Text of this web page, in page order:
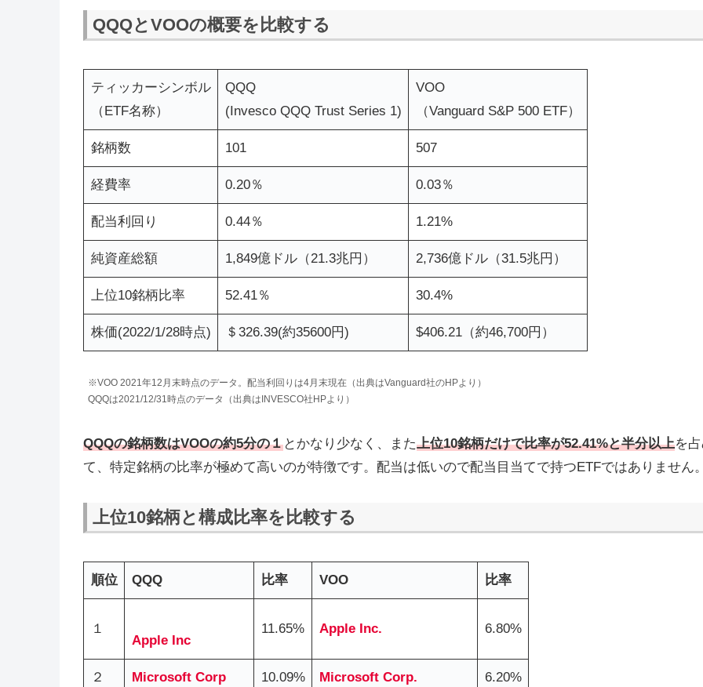
QQQとVOOの概要を比較する
ティッカーシンボル
（ETF名称）
QQQ
(Invesco QQQ Trust Series 1)
VOO
（Vanguard S&P 500 ETF）
銘柄数 101 507
経費率 0.20％ 0.03％
配当利回り 0.44％ 1.21%
純資産総額 1,849億ドル（21.3兆円） 2,736億ドル（31.5兆円）
上位10銘柄比率 52.41％ 30.4%
株価(2022/1/28時点) ＄326.39(約35600円) $406.21（約46,700円）
※VOO 2021年12月末時点のデータ。配当利回りは4月末現在（出典はVanguard社のHPより）
QQQは2021/12/31時点のデータ（出典はINVESCO社HPより）
QQQの銘柄数はVOOの約5分の１とかなり少なく、また上位10銘柄だけで比率が52.41%と半分以上を
て、特定銘柄の比率が極めて高いのが特徴です。配当は低いので配当目当てで持つETFではありません
上位10銘柄と構成比率を比較する
順位 QQQ 比率 VOO 比率
１
Apple Inc
11.65% Apple Inc. 6.80%
２ Microsoft Corp 10.09% Microsoft Corp. 6.20%